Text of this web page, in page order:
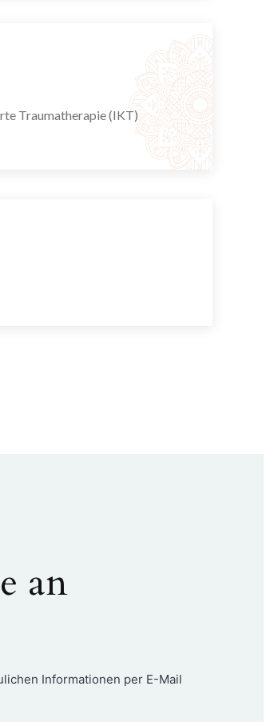
Traumatherapie (IKT)
an
Informationen per E-Mail